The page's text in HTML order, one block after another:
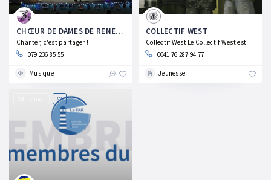
CHŒUR DE DAMES DE RENENS
Chanter, c'est partager !
079 236 85 55
Musique
COLLECTIF WEST
Collectif West Le Collectif West est
0041 76 287 94 77
Jeunesse